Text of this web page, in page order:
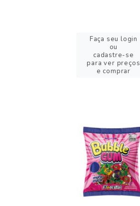
Faça seu login
ou
cadastre-se
para ver preços
e comprar